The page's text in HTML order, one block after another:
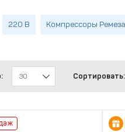
220 В Компрессоры Ремеза
30 Сортировать: